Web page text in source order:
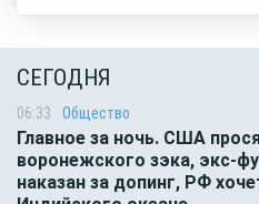
СЕГОДНЯ
06:33 Общество
Главное за ночь. CША
воронежского зэка, экс-
наказан за допинг, РФ